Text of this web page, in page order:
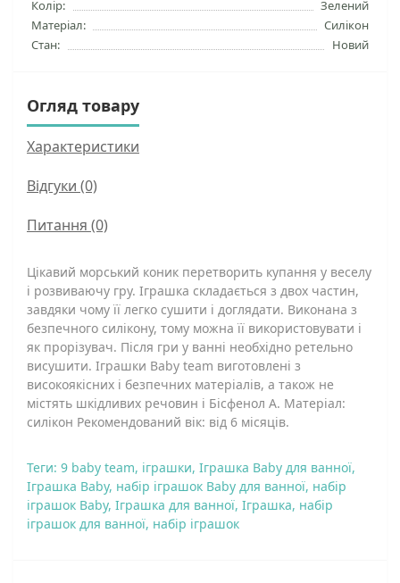
Колір:
Зелений
Матеріал:
Силікон
Стан:
Новий
Огляд товару
Характеристики
Відгуки (0)
Питання (0)
Цікавий морський коник перетворить купання у веселу
і розвиваючу гру. Іграшка складається з двох частин,
завдяки чому її легко сушити і доглядати. Виконана з
безпечного силікону, тому можна її використовувати і
як прорізувач. Після гри у ванні необхідно ретельно
висушити. Іграшки Baby team виготовлені з
високоякісних і безпечних матеріалів, а також не
містять шкідливих речовин і Бісфенол А. Матеріал:
силікон Рекомендований вік: від 6 місяців.
Теги: 9 baby team, іграшки, Іграшка Baby для ванної,
Іграшка Baby, набір іграшок Baby для ванної, набір
іграшок Baby, Іграшка для ванної, Іграшка, набір
іграшок для ванної, набір іграшок